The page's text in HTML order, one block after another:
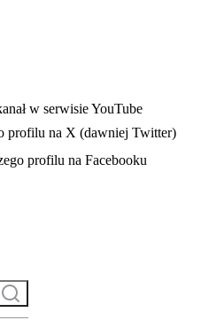
karcie
w serwisie YouTube
profilu na X (dawniej Twitter)
nowej karcieprofilu na Facebooku
Szukaj